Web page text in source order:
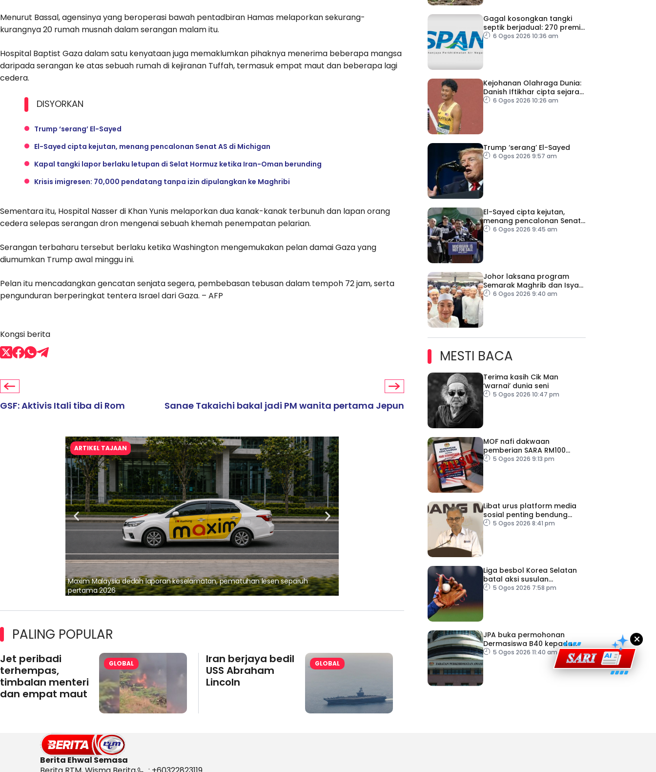
Menurut Bassal, agensinya yang beroperasi bawah pentadbiran Hamas melaporkan sekurang-
kurangnya 20 rumah musnah dalam serangan malam itu.
Hospital Baptist Gaza dalam satu kenyataan juga memaklumkan pihaknya menerima beberapa mangsa
daripada serangan ke atas sebuah rumah di kejiranan Tuffah, termasuk empat maut dan beberapa lagi
cedera.
DISYORKAN
Trump ‘serang’ El-Sayed
El-Sayed cipta kejutan, menang pencalonan Senat AS di Michigan
Kapal tangki lapor berlaku letupan di Selat Hormuz ketika Iran-Oman berunding
Krisis imigresen: 70,000 pendatang tanpa izin dipulangkan ke Maghribi
Sementara itu, Hospital Nasser di Khan Yunis melaporkan dua kanak-kanak terbunuh dan lapan orang
cedera selepas serangan dron mengenai sebuah khemah penempatan pelarian.
Serangan terbaharu tersebut berlaku ketika Washington mengemukakan pelan damai Gaza yang
diumumkan Trump awal minggu ini.
Pelan itu mencadangkan gencatan senjata segera, pembebasan tebusan dalam tempoh 72 jam, serta
pengunduran berperingkat tentera Israel dari Gaza. – AFP
Kongsi berita
GSF: Aktivis Itali tiba di Rom Sanae Takaichi bakal jadi PM wanita pertama Jepun
ARTIKEL TAJAAN
Maxim Malaysia dedah laporan keselamatan, pematuhan lesen separuh
pertama 2026
Ajinomoto (Malaysia) Berhad Perkasa SCORE Marathon 2026 Melalui Kerjasama
aminoVITAL® Bersama Pempengaruh Larian Antarabangsa
PALING POPULAR
Jet peribadi
terhempas,
timbalan menteri
dan empat maut
GLOBAL
Iran berjaya bedil
USS Abraham
Lincoln
GLOBAL
Gagal kosongkan tangki
septik berjadual: 270 premis
dikenakan notis pematuhan
6 Ogos 2026 10:36 am
Kejohanan Olahraga Dunia:
Danish Iftikhar cipta sejarah
mara ke final 100m
6 Ogos 2026 10:26 am
Trump ‘serang’ El-Sayed
6 Ogos 2026 9:57 am
El-Sayed cipta kejutan,
menang pencalonan Senat
AS di Michigan
6 Ogos 2026 9:45 am
Johor laksana program
Semarak Maghrib dan Isyak
perkasa solat berjemaah
6 Ogos 2026 9:40 am
MESTI BACA
Terima kasih Cik Man
‘warnai’ dunia seni
5 Ogos 2026 10:47 pm
MOF nafi dakwaan
pemberian SARA RM100
sempena Hari Kebangsaan
5 Ogos 2026 9:13 pm
Libat urus platform media
sosial penting bendung
perbuatan ‘copycat’
5 Ogos 2026 8:41 pm
Liga besbol Korea Selatan
batal aksi susulan
gelombang haba
5 Ogos 2026 7:58 pm
JPA buka permohonan
Dermasiswa B40 kepada
lepasan SPM
5 Ogos 2026 11:40 am
×
Berita Ehwal Semasa